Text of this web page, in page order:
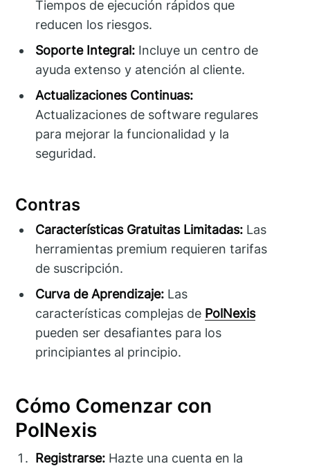
Tiempos de ejecución rápidos que
reducen los riesgos.
Soporte Integral: Incluye un centro de
ayuda extenso y atención al cliente.
Actualizaciones Continuas:
Actualizaciones de software regulares
para mejorar la funcionalidad y la
seguridad.
Contras
Características Gratuitas Limitadas: Las
herramientas premium requieren tarifas
de suscripción.
Curva de Aprendizaje: Las
características complejas de PolNexis
pueden ser desafiantes para los
principiantes al principio.
Cómo Comenzar con
PolNexis
Registrarse: Hazte una cuenta en la